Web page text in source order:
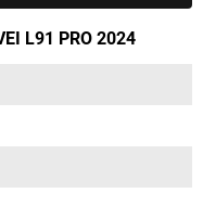
L91 PRO 2024